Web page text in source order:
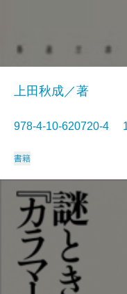
上田秋成／著
978-4-10-620720-4
書籍